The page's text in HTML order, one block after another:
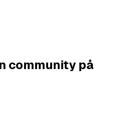
community på